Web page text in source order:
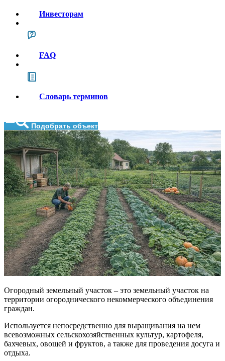
Инвесторам
FAQ
Словарь терминов
Подобрать объект
Огородный земельный участок – это земельный участок на
территории огороднического некоммерческого объединения
граждан.
Используется непосредственно для выращивания на нем
всевозможных сельскохозяйственных культур, картофеля,
бахчевых, овощей и фруктов, а также для проведения досуга и
отдыха.